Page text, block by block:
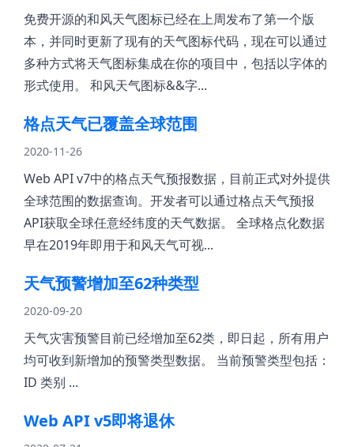
免费开源的和风天气图标已经在上周发布了第一个版
本，并同时更新了现有的天气图标代码，现在可以通过
多种方式将天气图标集成在你的项目中，包括以字体的
形式使用。 和风天气图标&&字...
格点天气已覆盖全球范围
2020-11-26
Web API v7中的格点天气预报数据，目前正式对外提供
全球范围的数据查询。开发者可以通过格点天气预报
API获取全球任意经纬度的天气数据。 全球格点化数据
早在2019年即用于和风天气可视...
天气预警增加至62种类型
2020-09-20
天气灾害预警目前已经增加至62类，即日起，所有用户
均可收到新增加的预警类型数据。 当前预警类型包括：
ID 类别 ...
Web API v5即将退休